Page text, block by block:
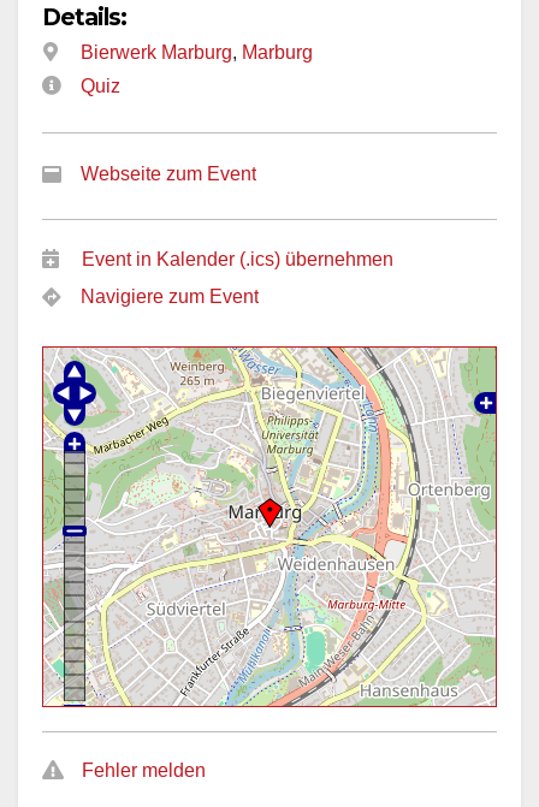
Details:
Bierwerk Marburg, Marburg
Quiz
Webseite zum Event
Event in Kalender (.ics) übernehmen
Navigiere zum Event
Fehler melden